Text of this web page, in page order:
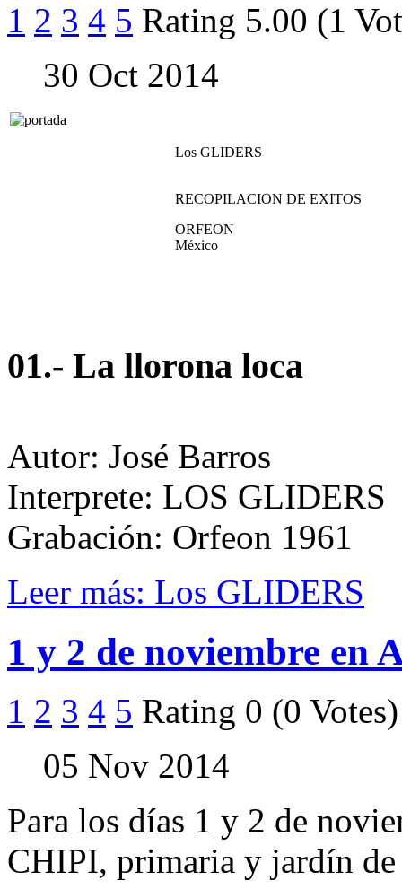
1 2 3 4 5 Rating 5.00 (1
30 Oct 2014
Los GLIDERS
RECOPILACION DE EXITOS
ORFEON
México
01.- La llorona loca
Autor: José Barros
Interprete: LOS GLIDERS
Grabación: Orfeon 1961
Leer más: Los GLIDERS
1 y 2 de noviembre en
1 2 3 4 5 Rating 0 (0 Votes)
05 Nov 2014
Para los días 1 y 2 de
CHIPI, primaria y jardín de